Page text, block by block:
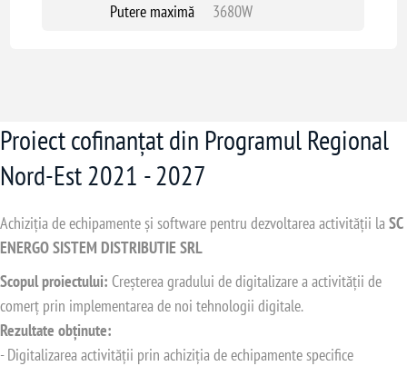
Putere maximă
3680W
Proiect cofinanțat din Programul Regional
Nord-Est 2021 - 2027
Achiziția de echipamente și software pentru dezvoltarea activității laSC
ENERGO SISTEM DISTRIBUTIE SRL
Scopul proiectului: Creșterea gradului de digitalizare a activității de
comerț prin implementarea de noi tehnologii digitale.
Rezultate obținute:
- Digitalizarea activității prin achiziția de echipamente specifice